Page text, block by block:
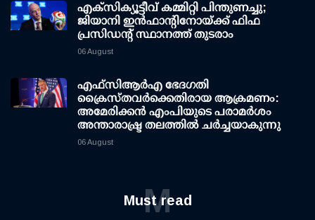
എക്സിക്യൂട്ടീവ് കമ്മിറ്റി പിന്തുണച്ചു;
ജിയാനി ഇന്‍ഫാന്റിനോയ്ക്ക് ഫിഫ
പ്രസിഡന്റ് സ്ഥാനത്ത് തുടരാം
06 August
എഫ്‌സി‌ആര്‍‌എ ഭേദഗതി
ക്രൈസ്തവർക്കെതിരായ ആക്രമണം:
അമേരിക്കൻ എംപിയുടെ പരാമർശം
അന്താരാഷ്ട്ര തലത്തിൽ ചർച്ചയാകുന്നു
06 August
Must read
M